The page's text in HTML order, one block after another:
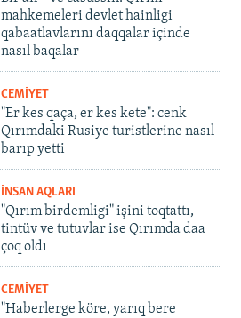
mahkemeleri devlet hainligi
qabaatlavlarını daqqalar içinde
nasıl baqalar
CEMİYET
"Er kes qaça, er kes kete": cenk
Qırımdaki Rusiye turistlerine nasıl
barıp yetti
İNSAN AQLARI
"Qırım birdemligi" işini toqtattı,
tintüv ve tutuvlar ise Qırımda daa
çoq oldı
CEMİYET
"Haberlerge köre, yarıq bere